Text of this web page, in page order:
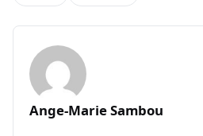
Ange-Marie Sambou